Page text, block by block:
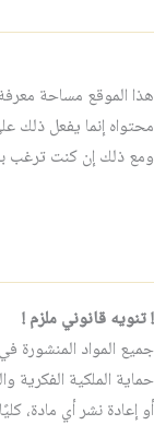
هذا الموقع مساحة
محتواه إنما يفعل ذلك
ومع ذلك إن كنت ترغب
! تنويه قانوني ملزم !
جميع المواد المنشورة
حماية الملكية الفكرية
أو إعادة نشر أي مادة،